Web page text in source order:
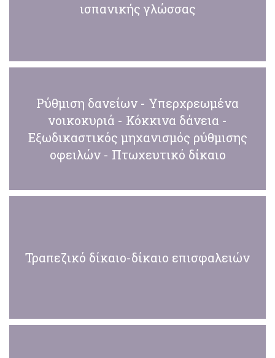
ισπανικής γλώσσας
Ρύθμιση δανείων - Υπερχρεωμένα
νοικοκυριά - Κόκκινα δάνεια -
Εξωδικαστικός μηχανισμός ρύθμισης
οφειλών - Πτωχευτικό δίκαιο
Τραπεζικό δίκαιο-δίκαιο επισφαλειών